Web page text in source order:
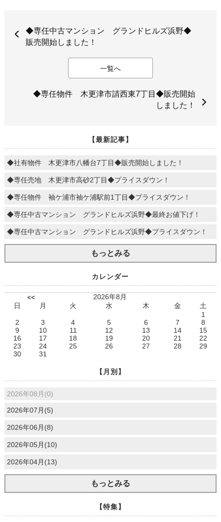
◆専任中古マンション グランドヒルズ浜野◆
販売開始しました！
一覧へ
◆専任物件 木更津市請西東7丁目◆販売開始
しました！
【最新記事】
◆社有物件 木更津市八幡台7丁目◆販売開始しました！
◆専任売地 木更津市高砂2丁目◆プライスダウン！
◆専任物件 袖ケ浦市袖ケ浦駅前1丁目◆プライスダウン！
◆専任中古マンション グランドヒルズ浜野◆最終お値下げ！
◆専任中古マンション グランドヒルズ浜野◆プライスダウン！
もっとみる
カレンダー
<<
2026年8月
日
月 火 水 木 金
土
1
2
3 4 5 6 7
8
9
10 11 12 13 14
15
16
17 18 19 20 21
22
23
24 25 26 27 28
29
30
31
【月別】
2026年08月(0)
2026年07月(5)
2026年06月(8)
2026年05月(10)
2026年04月(13)
もっとみる
【特集】